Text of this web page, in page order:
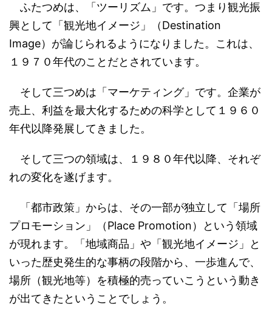
ふたつめは、「ツーリズム」です。つまり観光振
興として「観光地イメージ」（Destination
Image）が論じられるようになりました。これは、
１９７０年代のことだとされています。
そして三つめは「マーケティング」です。企業が
売上、利益を最大化するための科学として１９６０
年代以降発展してきました。
そして三つの領域は、１９８０年代以降、それぞ
れの変化を遂げます。
「都市政策」からは、その一部が独立して「場所
プロモーション」（Place Promotion）という領域
が現れます。「地域商品」や「観光地イメージ」と
いった歴史発生的な事柄の段階から、一歩進んで、
場所（観光地等）を積極的売っていこうという動き
が出てきたということでしょう。